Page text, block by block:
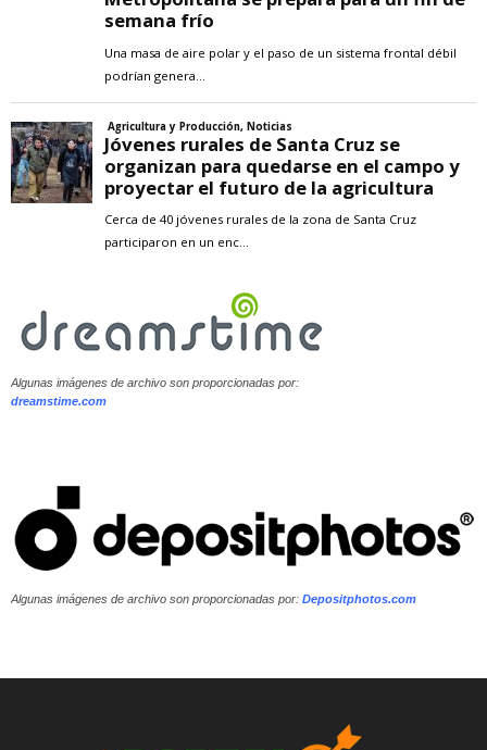
Algunas imágenes de archivo son proporcionadas por:
dreamstime.com
Algunas imágenes de archivo son proporcionadas por: Depositphotos.com